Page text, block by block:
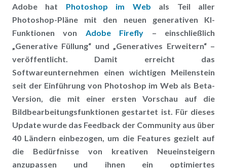
Adobe hat Photoshop im Web als Teil aller
Photoshop-Pläne mit den neuen generativen KI-
Funktionen von Adobe Firefly – einschließlich
„Generative Füllung“ und „Generatives Erweitern“ –
veröffentlicht. Damit erreicht das
Softwareunternehmen einen wichtigen Meilenstein
seit der Einführung von Photoshop im Web als Beta-
Version, die mit einer ersten Vorschau auf die
Bildbearbeitungsfunktionen gestartet ist. Für dieses
Update wurde das Feedback der Community aus über
40 Ländern einbezogen, um die Features gezielt auf
die Bedürfnisse von kreativen Neueinsteigern
anzupassen und ihnen ein optimiertes